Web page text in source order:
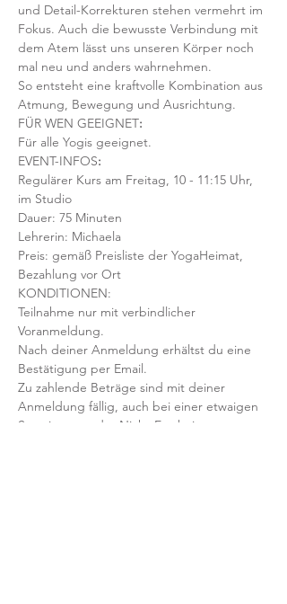
und Detail-Korrekturen stehen vermehrt im
Fokus. Auch die bewusste Verbindung mit
dem Atem lässt uns unseren Körper noch
mal neu und anders wahrnehmen.
So entsteht eine kraftvolle Kombination aus
Atmung, Bewegung und Ausrichtung.
FÜR WEN GEEIGNET:
Für alle Yogis geeignet.
EVENT-INFOS:
Regulärer Kurs am Freitag, 10 - 11:15 Uhr,
im Studio
Dauer: 75 Minuten
Lehrerin: Michaela
Preis: gemäß Preisliste der YogaHeimat,
Bezahlung vor Ort
KONDITIONEN:
Teilnahme nur mit verbindlicher
Voranmeldung.
Nach deiner Anmeldung erhältst du eine
Bestätigung per Email.
Zu zahlende Beträge sind mit deiner
Anmeldung fällig, auch bei einer etwaigen
Stornierung oder Nicht-Erscheinen.